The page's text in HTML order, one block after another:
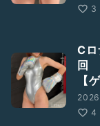
3
C
【
4